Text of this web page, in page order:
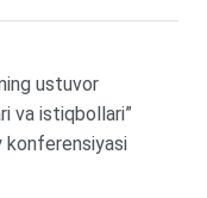
ustuvor
va istiqbollari”
konferensiyasi